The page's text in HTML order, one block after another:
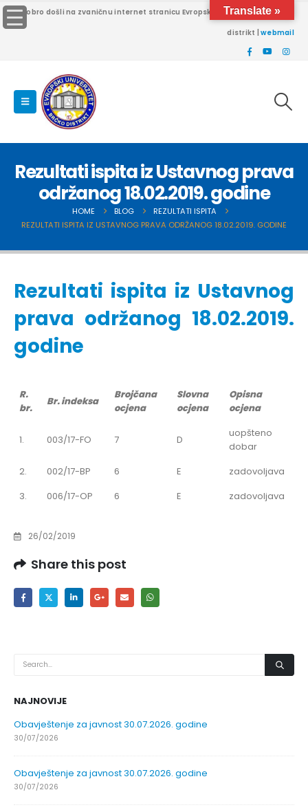
Dobro došli na zvaničnu internet stranicu Evropskog univerziteta Brčko
distrikt |webmail
Rezultati ispita iz Ustavnog prava
održanog 18.02.2019. godine
HOME BLOG
REZULTATI ISPITA
REZULTATI ISPITA IZ USTAVNOG PRAVA ODRŽANOG 18.02.2019. GODINE
Rezultati ispita iz Ustavnog
prava održanog 18.02.2019.
godine
R.
br.
Br. indeksa
Brojčana
ocjena
Slovna
ocjena
Opisna
ocjena
1. 003/17-FO 7 D
uopšteno
dobar
2.
002/17-BP 6 E
zadovoljava
3.
006/17-OP 6 E zadovoljava
26/02/2019
Share this post
NAJNOVIJE
Obavještenje za javnost 30.07.2026. godine
30/07/2026
Obavještenje za javnost 30.07.2026. godine
30/07/2026
Translate »